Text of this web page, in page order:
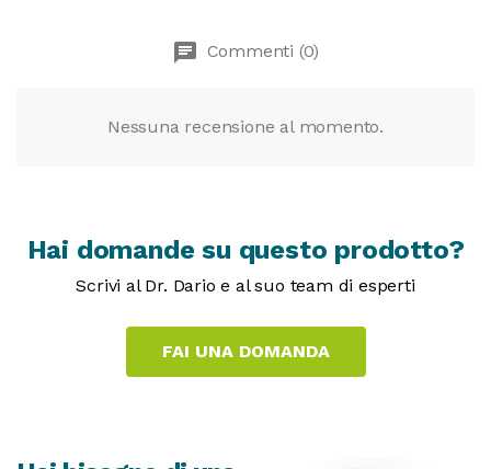
chat Commenti (0)
Nessuna recensione al momento.
Hai domande su questo prodotto?
Scrivi al Dr. Dario e al suo team di esperti